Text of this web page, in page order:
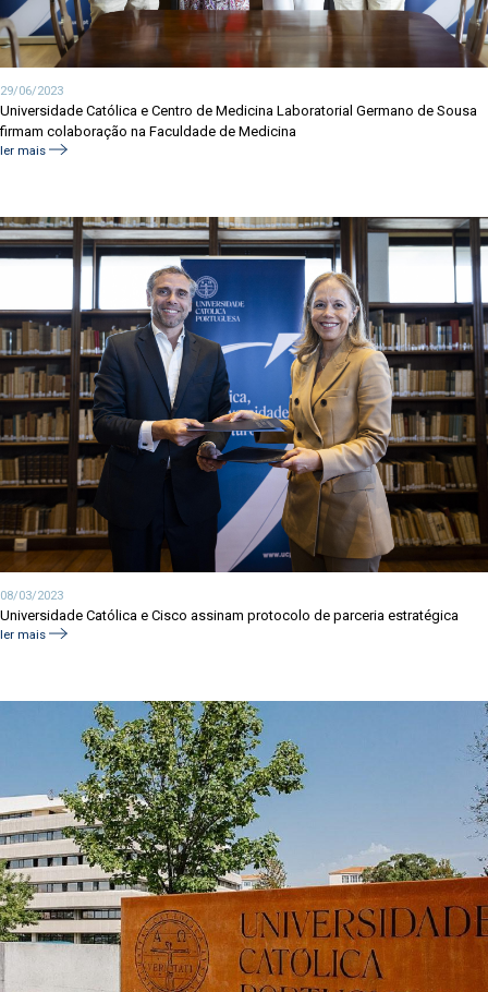
29/06/2023
Universidade Católica e Centro de Medicina Laboratorial Germano de Sousa
firmam colaboração na Faculdade de Medicina
ler mais
08/03/2023
Universidade Católica e Cisco assinam protocolo de parceria estratégica
ler mais